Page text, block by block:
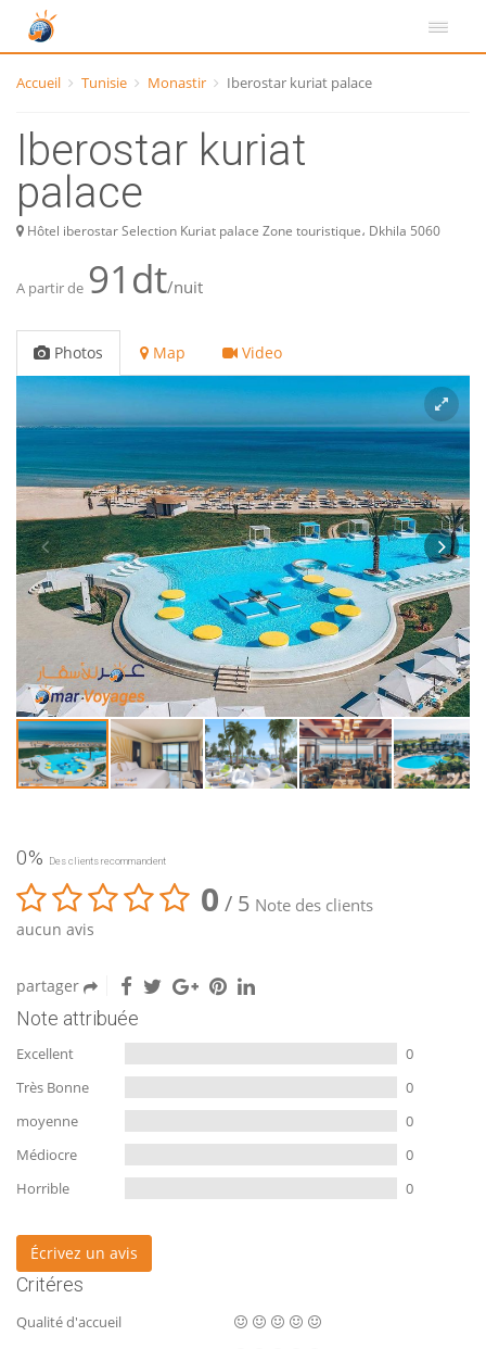
Accueil Tunisie Monastir Iberostar kuriat palace
Iberostar kuriat
palace
Hôtel iberostar Selection Kuriat palace Zone touristique، Dkhila 5060
A partir de 91dt/nuit
Photos Map Video
0% Des clients recommandent
0 / 5 Note des clients
aucun avis
partager
Note attribuée
Excellent
0
Très Bonne
0
moyenne
0
Médiocre
0
Horrible
0
Écrivez un avis
Critéres
Qualité d'accueil